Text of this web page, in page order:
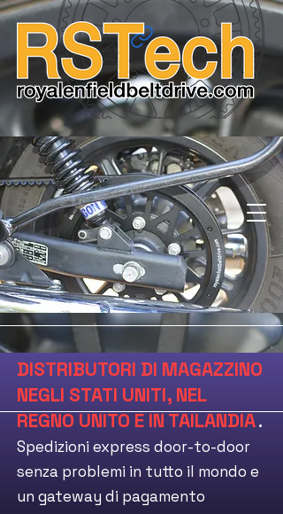
DISTRIBUTORI DI MAGAZZINO
NEGLI STATI UNITI, NEL
REGNO UNITO E IN TAILANDIA.
Spedizioni express door-to-door
senza problemi in tutto il mondo e
un gateway di pagamento